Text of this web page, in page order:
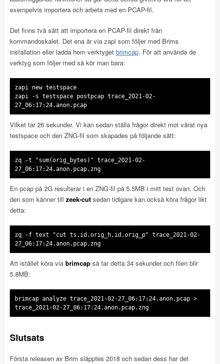
exempelvis importera och arbeta med en PCAP-fil.
Det finns två sätt att importera en PCAP-fil direkt från
kommandoskalet. Det ena är via zapi som följer med Brims
installation eller ladda hem verktyget brimcap. För att använda de
verktyg som följer med så kör man bara:
zapi new testspace
zapi -s testspace postpcap trace_2021-02-
27_06:17:24.anon.pcap
Vilket tar 26 sekunder. Vi kan sedan ställa frågor direkt mot vårat nya
testspace och den ZNG-fil som skapades på följande sätt:
zq -t "sum(orig_bytes)" trace_2021-02-
27_06:17:24.anon.pcap.zng
En pcap på 2G resulterar i en ZNG-fil på 5.5MB i mitt test ovan. Och
den som känner till zeek-cut sedan tidigare kan också köra frågor likt
detta:
zq -f text "cut ts,id.orig_h,id.orig_p" trace_2021-02-
27_06:17:24.anon.pcap.zng
Att istället köra via brimcap så tar detta 34 sekunder och filen blir
5,8MB:
brimcap analyze trace_2021-02-27_06:17:24.anon.pcap >
trace_2021-02-27_06:17:24.anon.pcap.zng
Slutsats
Första releasen av Brim släpptes 2018 och sedan dess har det